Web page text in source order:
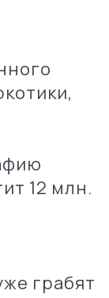
12 млн.
грабят